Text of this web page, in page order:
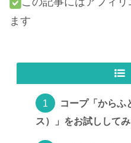
ます
コープ「からふ
ス）」をお試ししてみ